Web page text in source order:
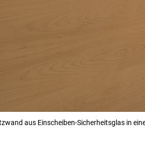
aus Einscheiben-Sicherheitsglas in